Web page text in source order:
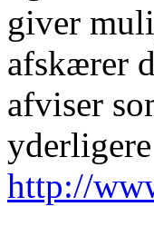
giver
afskærer
afviser
http://